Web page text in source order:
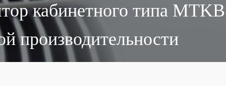
кабинетного типа
производительности